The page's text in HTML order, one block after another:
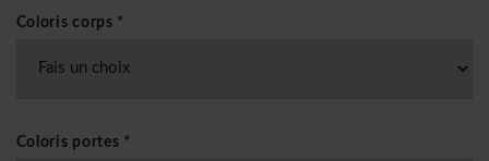
Coloris corps *
Coloris portes *